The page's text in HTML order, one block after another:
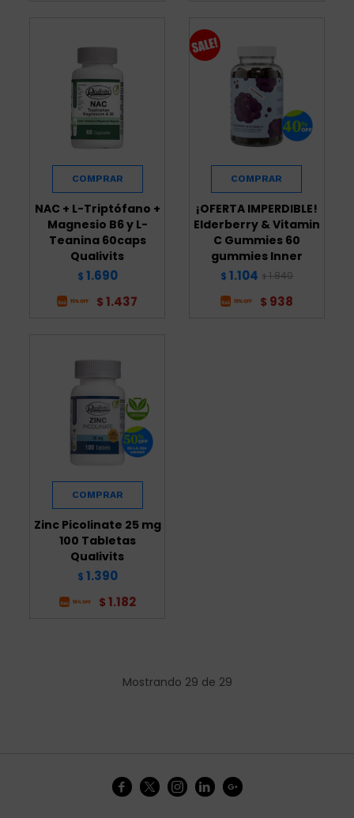
NAC + L-Triptófano +
Magnesio B6 y L-
Teanina 60caps
Qualivits
$ 1.690
$ 1.437
¡OFERTA IMPERDIBLE!
Elderberry & Vitamin
C Gummies 60
gummies Inner
$ 1.104 $ 1.840
$ 938
Zinc Picolinate 25 mg
100 Tabletas
Qualivits
$ 1.390
$ 1.182
Mostrando 29 de 29
    